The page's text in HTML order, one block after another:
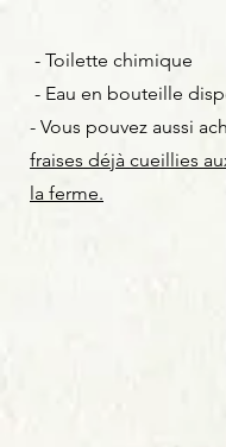
- Toilette chimique
- Eau en bouteille
- Vous pouvez aussi
fraises déjà cueillies
la ferme.